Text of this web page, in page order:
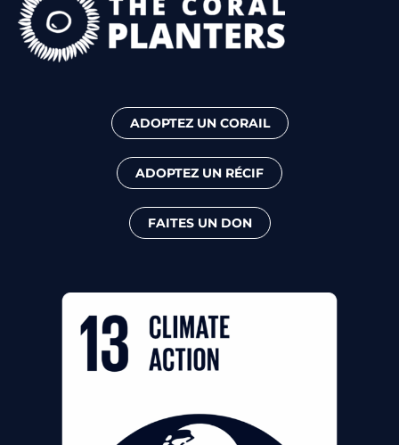
ADOPTEZ UN CORAIL
ADOPTEZ UN RÉCIF
FAITES UN DON